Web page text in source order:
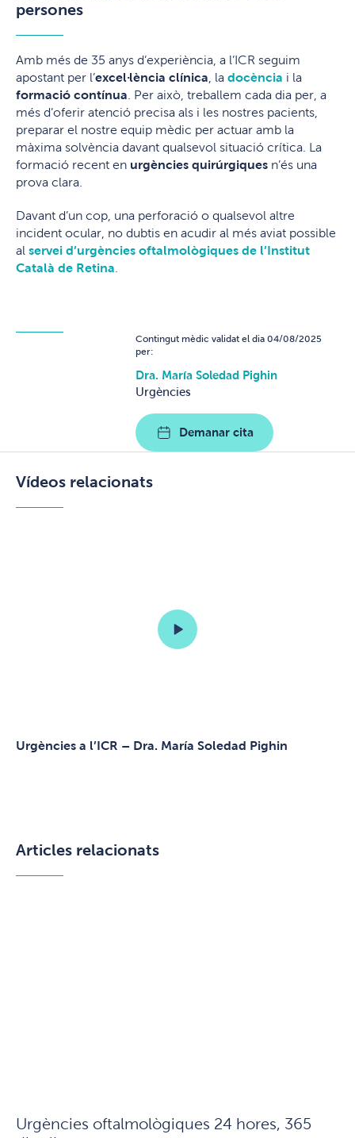
persones
Amb més de 35 anys d’experiència, a l’ICR seguim
apostant per l’excel·lència clínica , la docència i la
formació contínua . Per això, treballem cada dia per, a
més d’oferir atenció precisa als i les nostres pacients,
preparar el nostre equip mèdic per actuar amb la
màxima solvència davant qualsevol situació crítica. La
formació recent en urgències quirúrgiques n’és una
prova clara.
Davant d’un cop, una perforació o qualsevol altre
incident ocular, no dubtis en acudir al més aviat possible
al servei d’urgències oftalmològiques de l’Institut
Català de Retina
Contingut mèdic validat el dia 04/08/2025
per:
Dra. María Soledad Pighin
Urgències
Demanar cita
Vídeos relacionats
Urgències a l’ICR – Dra. María Soledad Pighin
Articles relacionats
Urgències oftalmològiques 24 hores, 365